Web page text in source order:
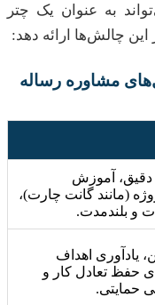
به عنوان یک چتر
این چالش‌ها ارائه دهد:
مشاوره رساله
دقیق، آموزش
(مانند گانت چارت)،
و بلندمدت.
یادآوری اهداف
حفظ تعادل کار و
حمایتی.